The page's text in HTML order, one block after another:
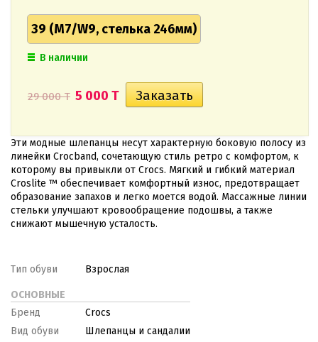
39 (M7/W9, стелька 246мм)
В наличии
29 000 T 5 000 T
Эти модные шлепанцы несут характерную боковую полосу из
линейки Crocband, сочетающую стиль ретро с комфортом, к
которому вы привыкли от Crocs. Мягкий и гибкий материал
Croslite ™ обеспечивает комфортный износ, предотвращает
образование запахов и легко моется водой. Массажные линии
стельки улучшают кровообращение подошвы, а также
снижают мышечную усталость.
Тип обуви Взрослая
ОСНОВНЫЕ
Бренд
Crocs
Вид обуви
Шлепанцы и сандалии